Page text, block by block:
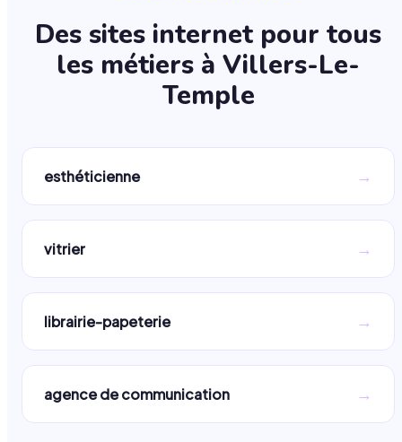
Des sites internet pour tous
les métiers à Villers-Le-
Temple
esthéticienne →
vitrier →
librairie-papeterie →
agence de communication →